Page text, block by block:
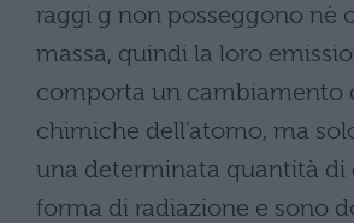
raggi g non posseggono nè
massa, quindi la loro
comporta un cambiamento
chimiche dell’atomo, ma
una determinata quantità di
forma di radiazione e sono